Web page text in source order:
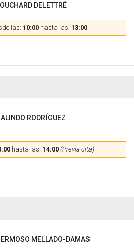
DELETTRÉ
las: 10:00 hasta las: 13:00
RODRÍGUEZ
hasta las: 14:00 (Previa cita)
MELLADO-DAMAS